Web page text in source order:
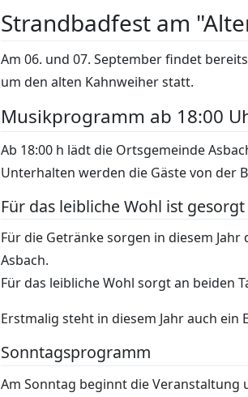
Strandbadfest am
Am 06. und 07. September findet
um den alten Kahnweiher statt.
Musikprogramm ab 18:00
Ab 18:00 h lädt die Ortsgemeinde
Unterhalten werden die Gäste von der
Für das leibliche Wohl ist gesorgt
Für die Getränke sorgen in diesem
Asbach.
Für das leibliche Wohl sorgt an beiden
Erstmalig steht in diesem Jahr auch ein
Sonntagsprogramm
Am Sonntag beginnt die